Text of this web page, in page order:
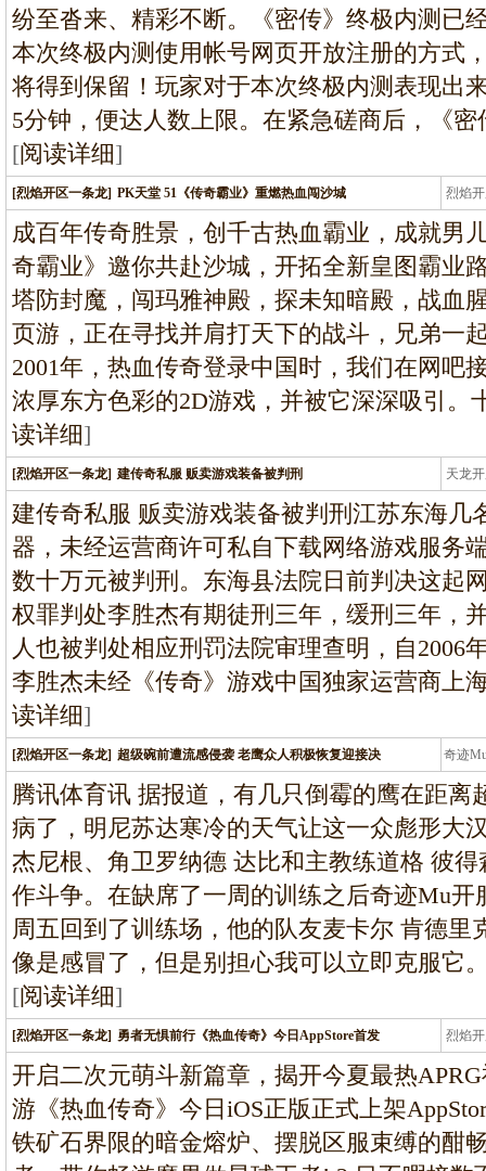
纷至沓来、精彩不断。《密传》终极内测已
本次终极内测使用帐号网页开放注册的方式
将得到保留！玩家对于本次终极内测表现出
5分钟，便达人数上限。在紧急磋商后，《
[阅读详细]
[烈焰开区一条龙] PK天堂 51《传奇霸业》重燃热血闯沙城 烈焰
龙
成百年传奇胜景，创千古热血霸业，成就男
奇霸业》邀你共赴沙城，开拓全新皇图霸业
塔防封魔，闯玛雅神殿，探未知暗殿，战血
页游，正在寻找并肩打天下的战斗，兄弟一
2001年，热血传奇登录中国时，我们在网吧
浓厚东方色彩的2D游戏，并被它深深吸引。
读详细]
[烈焰开区一条龙] 建传奇私服 贩卖游戏装备被判刑 天龙
龙
建传奇私服 贩卖游戏装备被判刑江苏东海几
器，未经运营商许可私自下载网络游戏服务
数十万元被判刑。东海县法院日前判决这起
权罪判处李胜杰有期徒刑三年，缓刑三年，
人也被判处相应刑罚法院审理查明，自2006
李胜杰未经《传奇》游戏中国独家运营商上
读详细]
[烈焰开区一条龙] 超级碗前遭流感侵袭 老鹰众人积极恢复迎接决 奇迹
条
腾讯体育讯 据报道，有几只倒霉的鹰在距离
病了，明尼苏达寒冷的天气让这一众彪形大
杰尼根、角卫罗纳德 达比和主教练道格 彼
作斗争。在缺席了一周的训练之后奇迹Mu
周五回到了训练场，他的队友麦卡尔 肯德里
像是感冒了，但是别担心我可以立即克服它
[阅读详细]
[烈焰开区一条龙] 勇者无惧前行《热血传奇》今日AppStore首发 烈焰
龙
开启二次元萌斗新篇章，揭开今夏最热
游《热血传奇》今日iOS正版正式上架
铁矿石界限的暗金熔炉、摆脱区服束缚的酣